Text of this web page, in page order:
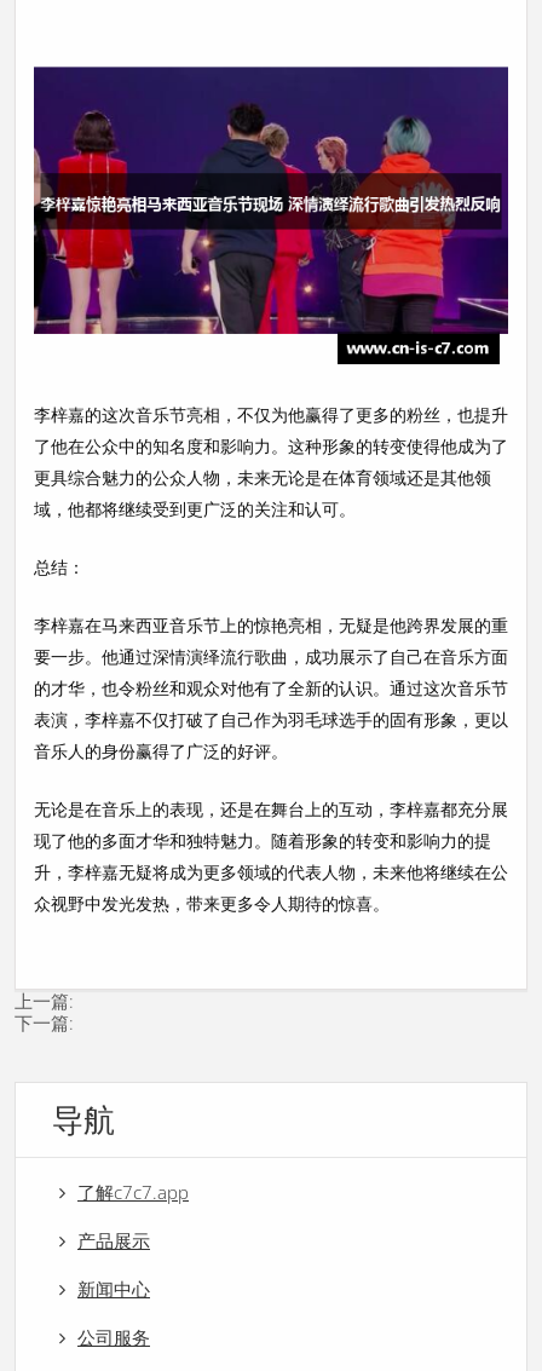
李梓嘉的这次音乐节亮相，不仅为他赢得了更多的粉丝，也提升
了他在公众中的知名度和影响力。这种形象的转变使得他成为了
更具综合魅力的公众人物，未来无论是在体育领域还是其他领
域，他都将继续受到更广泛的关注和认可。
总结：
李梓嘉在马来西亚音乐节上的惊艳亮相，无疑是他跨界发展的重
要一步。他通过深情演绎流行歌曲，成功展示了自己在音乐方面
的才华，也令粉丝和观众对他有了全新的认识。通过这次音乐节
表演，李梓嘉不仅打破了自己作为羽毛球选手的固有形象，更以
音乐人的身份赢得了广泛的好评。
无论是在音乐上的表现，还是在舞台上的互动，李梓嘉都充分展
现了他的多面才华和独特魅力。随着形象的转变和影响力的提
升，李梓嘉无疑将成为更多领域的代表人物，未来他将继续在公
众视野中发光发热，带来更多令人期待的惊喜。
上一篇:
下一篇:
导航
了解c7c7.app
产品展示
新闻中心
公司服务